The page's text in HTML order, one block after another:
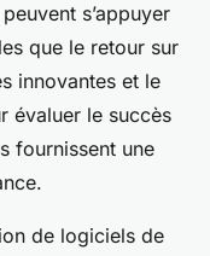
s’appuyer
que le retour sur
innovantes et le
évaluer le succès
fournissent une
de logiciels de